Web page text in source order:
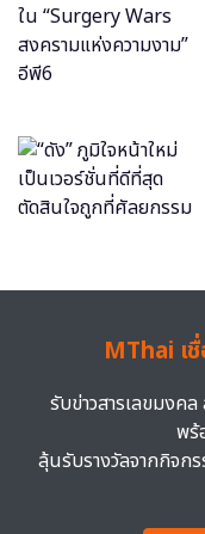
MThai เ
รับข่าวสารเลขมงค
พร้
ลุ้นรับรางวัลจากกิจก